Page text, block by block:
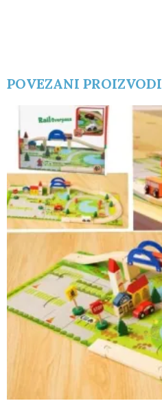
POVEZANI PROIZVODI